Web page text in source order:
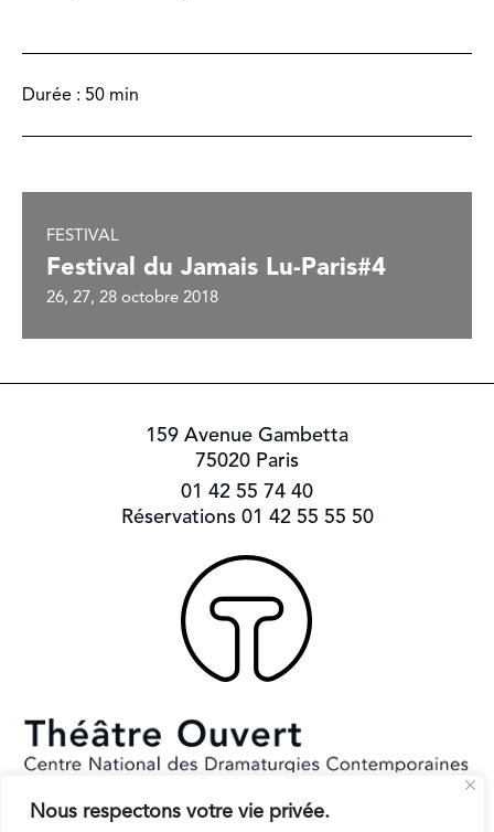
Nous respectons votre vie privée.
Durée : 50 min
FESTIVAL
Festival du Jamais Lu-Paris#4
26, 27, 28 octobre 2018
159 Avenue Gambetta
75020 Paris
01 42 55 74 40
Réservations 01 42 55 55 50
Subventionné par le Ministère de la Culture et la Ville de Paris.